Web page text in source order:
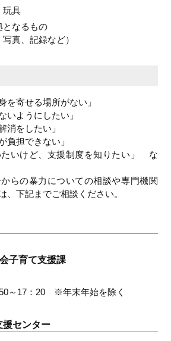
玩具
となるもの
写真、記録など）
を寄せる場所がない」
いようにしたい」
消をしたい」
負担できない」
たいけど、支援制度を知りたい」 な
らの暴力についての相談や専門機関
、下記までご相談ください。
子育て支援課
～17：20 ※年末年始を除く
援センター